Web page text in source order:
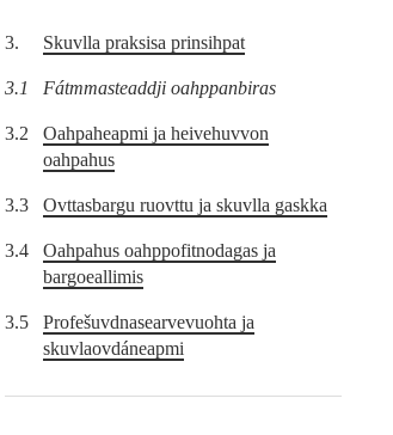
3. Skuvlla praksisa prinsihpat
3.1 Fátmmasteaddji oahppanbiras
3.2
Oahpaheapmi ja heivehuvvon
oahpahus
3.3 Ovttasbargu ruovttu ja skuvlla gaskka
3.4
Oahpahus oahppofitnodagas ja
bargoeallimis
3.5
Profešuvdnasearvevuohta ja
skuvlaovdáneapmi